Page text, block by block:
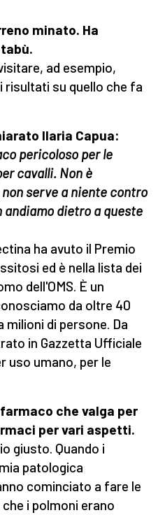
minato. Ha
ad esempio,
risultati su quello che fa
Ilaria Capua:
pericoloso per le
cavalli. Non è
serve a niente contro
andiamo dietro a queste
ha avuto il Premio
ed è nella lista dei
dell'OMS. È un
da oltre 40
di persone. Da
in Gazzetta Ufficiale
uso umano, per le
che valga per
per vari aspetti.
giusto. Quando i
patologica
cominciato a fare le
i polmoni erano